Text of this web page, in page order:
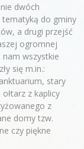
dwóch
do gminy
a drugi przejść
ogromnej
wszystkie
się m.in.:
stary
z kaplicy
z
domy tzw.
czy piękne